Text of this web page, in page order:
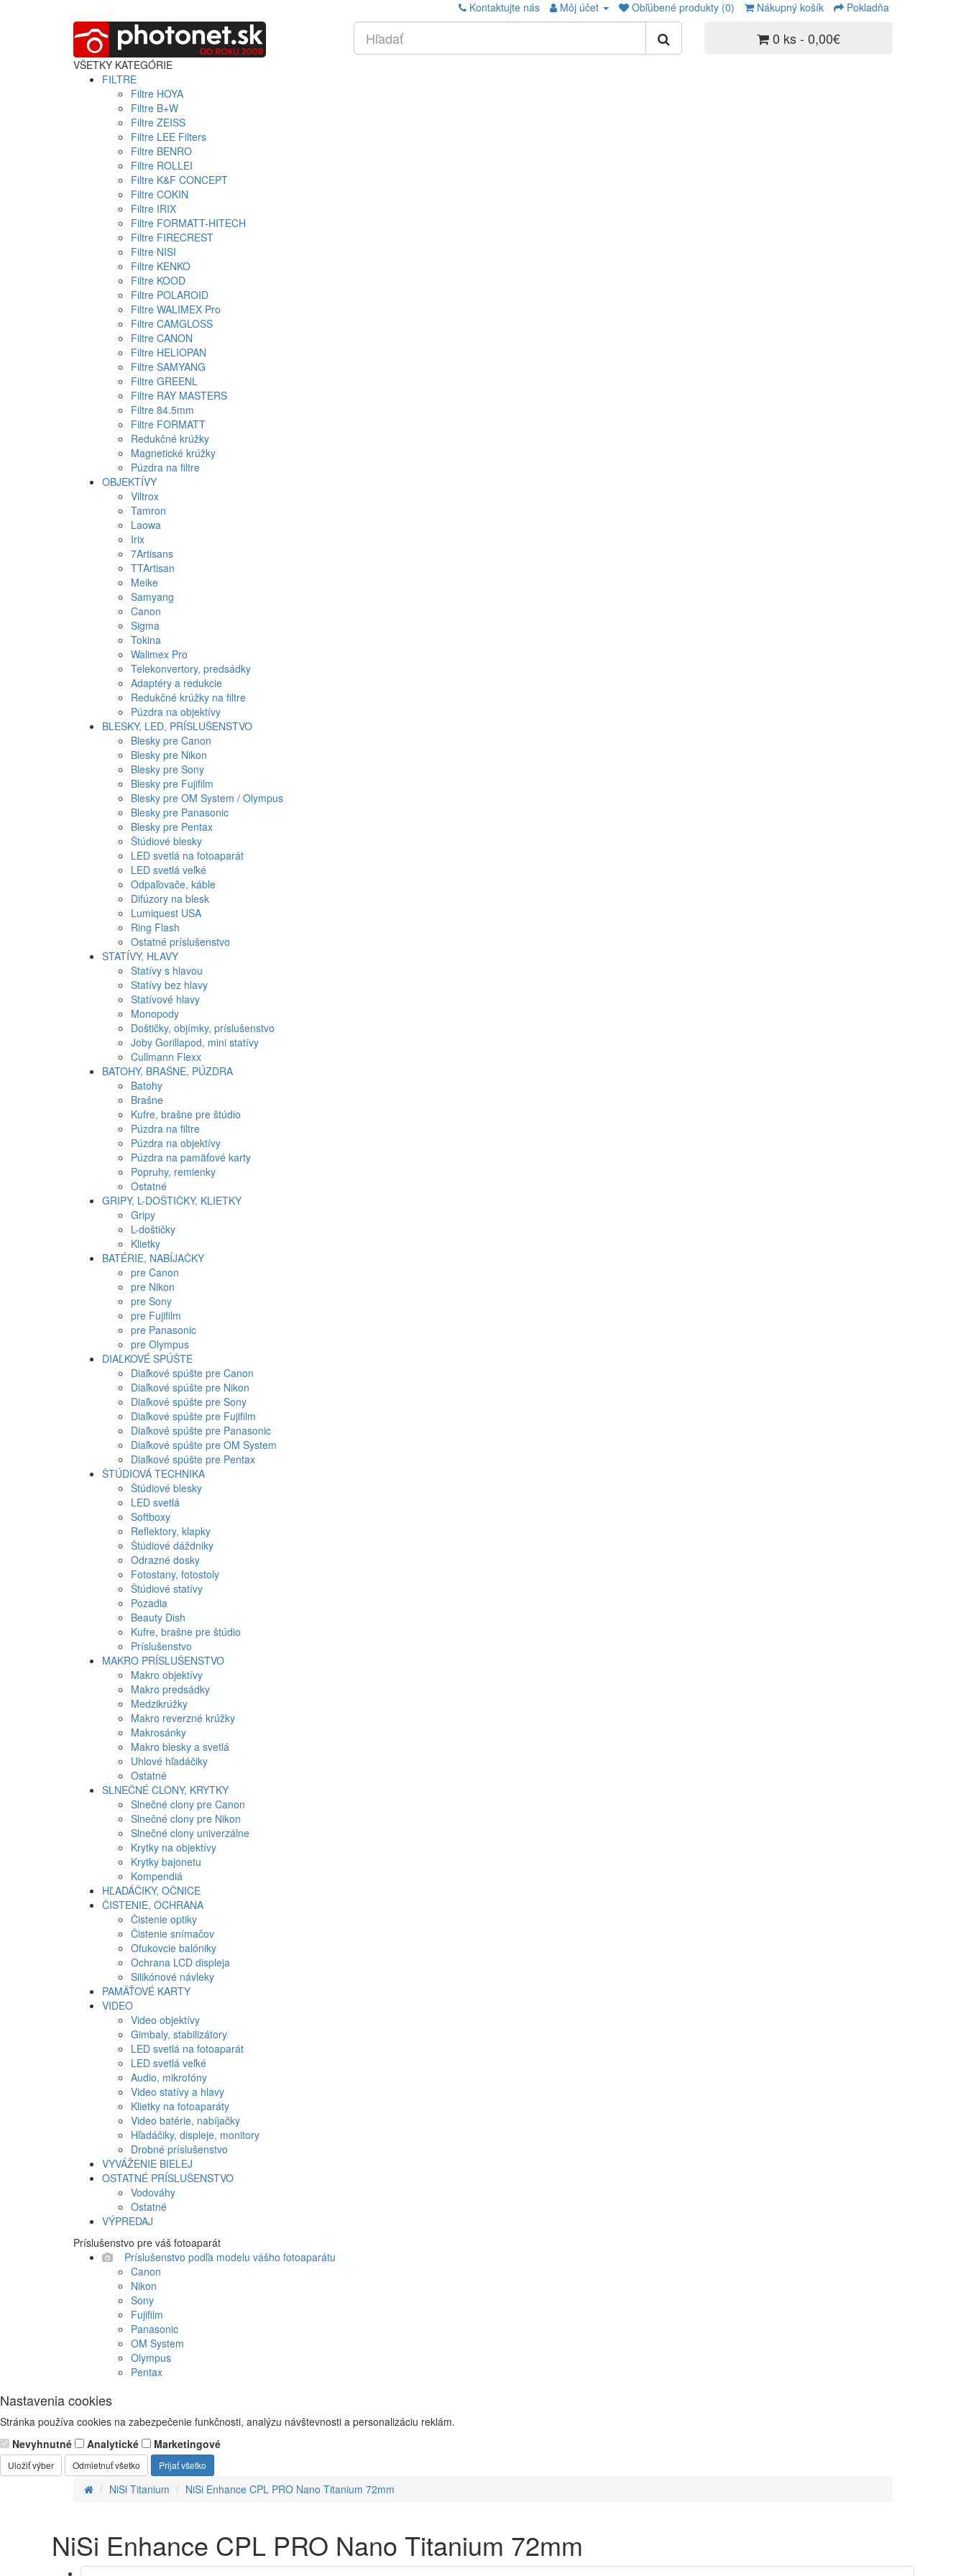
Kontaktujte nás Môj účet Obľúbené produkty (0) Nákupný košík Pokladňa
0 ks - 0,00€
VŠETKY KATEGÓRIE
FILTRE
Filtre HOYA
Filtre B+W
Filtre ZEISS
Filtre LEE Filters
Filtre BENRO
Filtre ROLLEI
Filtre K&F CONCEPT
Filtre COKIN
Filtre IRIX
Filtre FORMATT-HITECH
Filtre FIRECREST
Filtre NISI
Filtre KENKO
Filtre KOOD
Filtre POLAROID
Filtre WALIMEX Pro
Filtre CAMGLOSS
Filtre CANON
Filtre HELIOPAN
Filtre SAMYANG
Filtre GREENL
Filtre RAY MASTERS
Filtre 84.5mm
Filtre FORMATT
Redukčné krúžky
Magnetické krúžky
Púzdra na filtre
OBJEKTÍVY
Viltrox
Tamron
Laowa
Irix
7Artisans
TTArtisan
Meike
Samyang
Canon
Sigma
Tokina
Walimex Pro
Telekonvertory, predsádky
Adaptéry a redukcie
Redukčné krúžky na filtre
Púzdra na objektívy
BLESKY, LED, PRÍSLUŠENSTVO
Blesky pre Canon
Blesky pre Nikon
Blesky pre Sony
Blesky pre Fujifilm
Blesky pre OM System / Olympus
Blesky pre Panasonic
Blesky pre Pentax
Štúdiové blesky
LED svetlá na fotoaparát
LED svetlá veľké
Odpaľovače, káble
Difúzory na blesk
Lumiquest USA
Ring Flash
Ostatné príslušenstvo
STATÍVY, HLAVY
Statívy s hlavou
Statívy bez hlavy
Statívové hlavy
Monopody
Doštičky, objímky, príslušenstvo
Joby Gorillapod, mini statívy
Cullmann Flexx
BATOHY, BRAŠNE, PÚZDRA
Batohy
Brašne
Kufre, brašne pre štúdio
Púzdra na filtre
Púzdra na objektívy
Púzdra na pamäťové karty
Popruhy, remienky
Ostatné
GRIPY, L-DOŠTIČKY, KLIETKY
Gripy
L-doštičky
Klietky
BATÉRIE, NABÍJAČKY
pre Canon
pre Nikon
pre Sony
pre Fujifilm
pre Panasonic
pre Olympus
DIAĽKOVÉ SPÚŠTE
Diaľkové spúšte pre Canon
Diaľkové spúšte pre Nikon
Diaľkové spúšte pre Sony
Diaľkové spúšte pre Fujifilm
Diaľkové spúšte pre Panasonic
Diaľkové spúšte pre OM System
Diaľkové spúšte pre Pentax
ŠTÚDIOVÁ TECHNIKA
Štúdiové blesky
LED svetlá
Softboxy
Reflektory, klapky
Štúdiové dáždniky
Odrazné dosky
Fotostany, fotostoly
Štúdiové statívy
Pozadia
Beauty Dish
Kufre, brašne pre štúdio
Príslušenstvo
MAKRO PRÍSLUŠENSTVO
Makro objektívy
Makro predsádky
Medzikrúžky
Makro reverzné krúžky
Makrosánky
Makro blesky a svetlá
Uhlové hľadáčiky
Ostatné
SLNEČNÉ CLONY, KRYTKY
Slnečné clony pre Canon
Slnečné clony pre Nikon
Slnečné clony univerzálne
Krytky na objektívy
Krytky bajonetu
Kompendiá
HĽADÁČIKY, OČNICE
ČISTENIE, OCHRANA
Čistenie optiky
Čistenie snímačov
Ofukovcie balóniky
Ochrana LCD displeja
Silikónové návleky
PAMÄŤOVÉ KARTY
VIDEO
Video objektívy
Gimbaly, stabilizátory
LED svetlá na fotoaparát
LED svetlá veľké
Audio, mikrofóny
Video statívy a hlavy
Klietky na fotoaparáty
Video batérie, nabíjačky
Hľadáčiky, displeje, monitory
Drobné príslušenstvo
VYVÁŽENIE BIELEJ
OSTATNÉ PRÍSLUŠENSTVO
Vodováhy
Ostatné
VÝPREDAJ
Príslušenstvo pre váš fotoaparát
Príslušenstvo podľa modelu vášho fotoaparátu
Canon
Nikon
Sony
Fujifilm
Panasonic
OM System
Olympus
Pentax
Nastavenia cookies
Stránka používa cookies na zabezpečenie funkčnosti, analýzu návštevnosti a personalizáciu reklám.
Nevyhnutné
Analytické Marketingové
Uložiť výber Odmietnuť všetko Prijať všetko
NiSi Titanium NiSi Enhance CPL PRO Nano Titanium 72mm
NiSi Enhance CPL PRO Nano Titanium 72mm